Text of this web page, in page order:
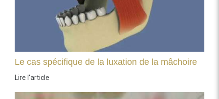
Le cas spécifique de la luxation de la mâchoire
Lire l'article